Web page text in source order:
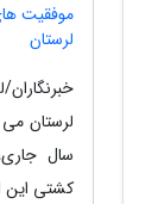
موفقیت
لرستان
لرستان
سال
کشتی این